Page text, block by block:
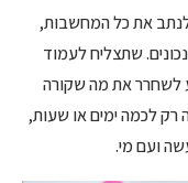
את כל המחשבות,
שתצליח לעמוד
לשחרר את מה שקורה
לכמה ימים או שעות,
ועם מי.